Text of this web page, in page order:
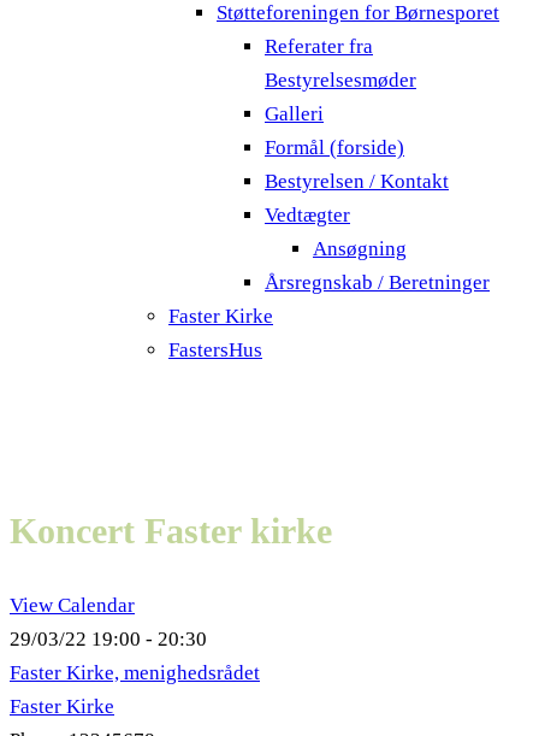
Støtteforeningen for Børnesporet
Referater fra
Bestyrelsesmøder
Galleri
Formål (forside)
Bestyrelsen / Kontakt
Vedtægter
Ansøgning
Årsregnskab / Beretninger
Faster Kirke
FastersHus
Koncert Faster kirke
View Calendar
29/03/22 19:00 - 20:30
Faster Kirke, menighedsrådet
Faster Kirke